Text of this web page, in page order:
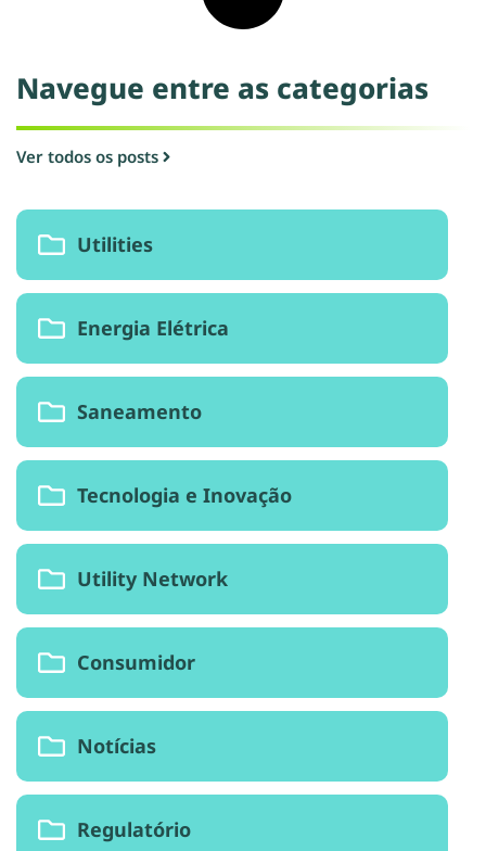
Navegue entre as categorias​
Ver todos os posts
Utilities
Energia Elétrica
Saneamento
Tecnologia e Inovação
Utility Network
Consumidor
Notícias
Regulatório